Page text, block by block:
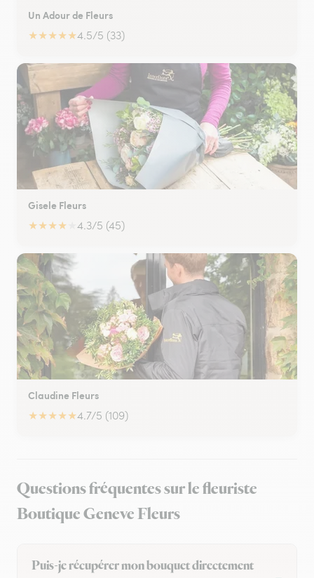
Un Adour de Fleurs
★★★★★4.5/5 (33)
Gisele Fleurs
★★★★ 4.3/5 (45)
Claudine Fleurs
★★★★★4.7/5 (109)
Questions fréquentes sur le fleuriste
Boutique Geneve Fleurs
Puis-je récupérer mon bouquet directement